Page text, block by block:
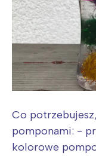
Co
pomponami: -
kolorowe